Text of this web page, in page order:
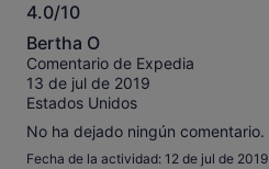
4.0/10
4.0
sobre
10
Bertha O
Comentario de Expedia
13 de jul de 2019
Estados Unidos
No ha dejado ningún comentario.
Fecha de la actividad: 12 de jul de 2019